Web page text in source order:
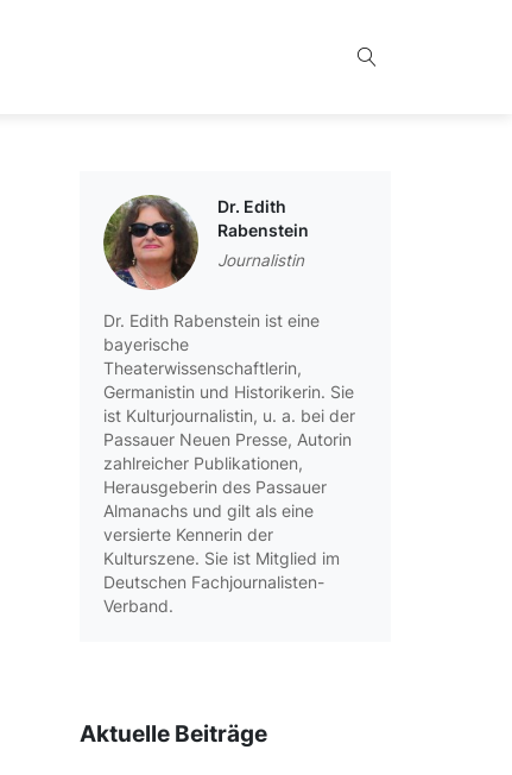
Dr. Edith
Rabenstein
Journalistin
Dr. Edith Rabenstein ist eine
bayerische
Theaterwissenschaftlerin,
Germanistin und Historikerin. Sie
ist Kulturjournalistin, u. a. bei der
Passauer Neuen Presse, Autorin
zahlreicher Publikationen,
Herausgeberin des Passauer
Almanachs und gilt als eine
versierte Kennerin der
Kulturszene. Sie ist Mitglied im
Deutschen Fachjournalisten-
Verband.
Aktuelle Beiträge